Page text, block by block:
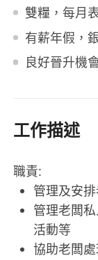
雙糧，每月
有薪年假，
良好晉升機
工作描述
職責:
管理及安
管理老闆
活動等
協助老闆